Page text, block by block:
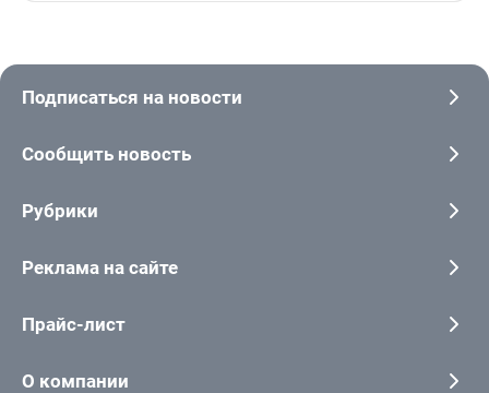
Подписаться на новости
Сообщить новость
Рубрики
Реклама на сайте
Прайс-лист
О компании